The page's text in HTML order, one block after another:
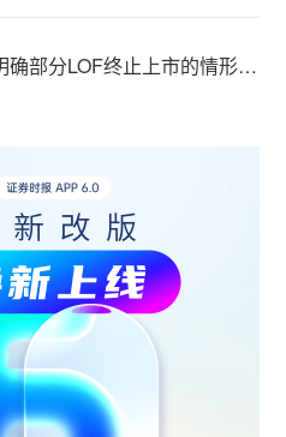
上交所：分类明确部分LOF终止上市的情形和程序